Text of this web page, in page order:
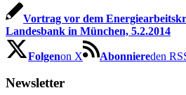
Vortrag vor dem
Landesbank in München, 5.2.2014
Folgenon X Abonniereden
Newsletter